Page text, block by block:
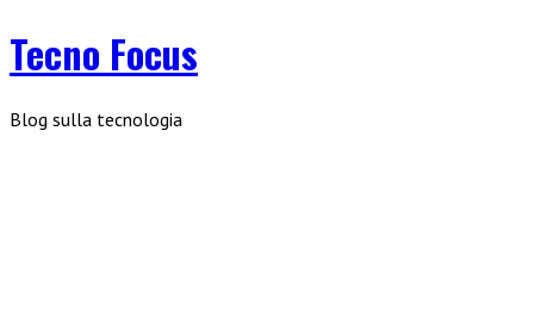
Tecno Focus
Blog sulla tecnologia